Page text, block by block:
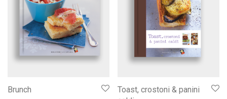
Brunch
Toast, crostoni & panini